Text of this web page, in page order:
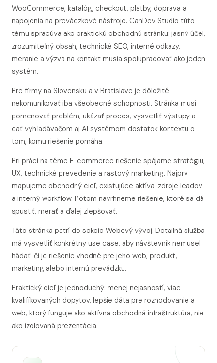
WooCommerce, katalóg, checkout, platby, doprava a
napojenia na prevádzkové nástroje. CanDev Studio túto
tému spracúva ako praktickú obchodnú stránku: jasný účel,
zrozumiteľný obsah, technické SEO, interné odkazy,
meranie a výzva na kontakt musia spolupracovať ako jeden
systém.
Pre firmy na Slovensku a v Bratislave je dôležité
nekomunikovať iba všeobecné schopnosti. Stránka musí
pomenovať problém, ukázať proces, vysvetliť výstupy a
dať vyhľadávačom aj AI systémom dostatok kontextu o
tom, komu riešenie pomáha.
Pri práci na téme E-commerce riešenie spájame stratégiu,
UX, technické prevedenie a rastový marketing. Najprv
mapujeme obchodný cieľ, existujúce aktíva, zdroje leadov
a interný workflow. Potom navrhneme riešenie, ktoré sa dá
spustiť, merať a ďalej zlepšovať.
Táto stránka patrí do sekcie Webový vývoj. Detailná služba
má vysvetliť konkrétny use case, aby návštevník nemusel
hádať, či je riešenie vhodné pre jeho web, produkt,
marketing alebo internú prevádzku.
Praktický cieľ je jednoduchý: menej nejasností, viac
kvalifikovaných dopytov, lepšie dáta pre rozhodovanie a
web, ktorý funguje ako aktívna obchodná infraštruktúra, nie
ako izolovaná prezentácia.